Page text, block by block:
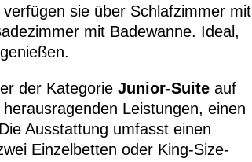
sie über Schlafzimmer mit
mit Badewanne. Ideal,
der Kategorie Junior-Suite auf
Leistungen, einen
Ausstattung umfasst einen
Einzelbetten oder King-Size-